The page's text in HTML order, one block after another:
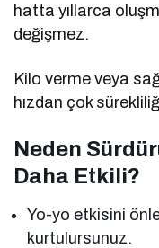
hatta yıllarca
değişmez.
Kilo verme veya
hızdan çok
Neden
Daha Etkili?
Yo-yo etkisini
kurtulursunuz.